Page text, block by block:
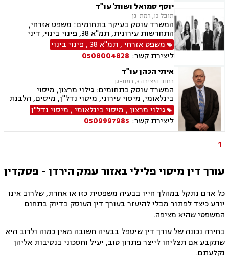
יוסף סמואל ושות' עו"ד
תובל 13, רמת-גן
המשרד עוסק בעיקר בתחומים: משפט אזרחי,
התחדשות עירונית, תמ"א 38, פינוי בינוי, דיני
מקרקעין, מיסים, גילוי מרצון, דיני תאגידים, הפקעת
קרקעות, תכנון ובניה, דיור מוגן, ירושות וצוואות,
חוקתי ומנהלי, ליווי עסקי, ליטיגציה, ליקויי בנייה,
לשון הרע, מיסוי נדל"ן, מיסוי עירוני, מיסוי פלילי,
מסחר בינלאומי, נוטריון, דיני התיישנות, זכויות
יוצרים, נדל"ן, סדר דין אזרחי וראיות, עבירות מס
כלכליות, עסקאות מכר דירה, ערבויות ושטרות, פינוי
מושכר, קבוצות רכישה, רישוי עסקים, עריכת ייפוי
כוח מתמשך
משפט אזרחי , תמ"א 38 , פינוי בינוי
ליצירת קשר: 0508004828
איתי הכהן עו"ד
רחוב היצירה 3, רמת-גן
המשרד עוסק בתחומים: גילוי מרצון, מיסוי
בינלאומי, מיסוי עירוני, מיסוי נדל"ן, מיסים, הלבנת
הון, חוק עידוד השקעת הון, ארנונה, היטל פיתוח,
תביעות יצוגיות, פינוי בינוי, קבוצות רכישה, מיסוי
פלילי ופיצוים מס' רכוש.
גילוי מרצון, מיסוי בינלאומי, מיסוי נדל"ן
ליצירת קשר: 0509997985
1
עורך דין מיסוי פלילי באזור עמק הירדן - פסקדין
כל אדם נתקל במהלך חייו בבעיה משפטית כזו או אחרת, שלרוב אינו
יודע כיצד לפתור מבלי להיעזר בעורך דין העוסק בדיוק בתחום
המשפטי שהיא מציפה.
בחירה נכונה של עורך דין שיטפל בבעיה חשובה מאין כמוה ולרוב היא
שתקבע אם תצליחו לייצר פתרון טוב, יעיל וחסכוני בנסיבות אליהן
נקלעתם.